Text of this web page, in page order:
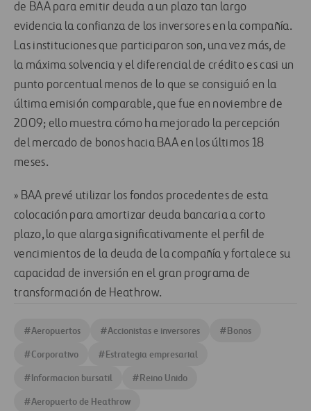
de BAA para emitir deuda a un plazo tan largo
evidencia la confianza de los inversores en la compañía.
Las instituciones que participaron son, una vez más, de
la máxima solvencia y el diferencial de crédito es casi un
punto porcentual menos de lo que se consiguió en la
última emisión comparable, que fue en noviembre de
2009; ello muestra cómo ha mejorado la percepción
del mercado de bonos hacia BAA en los últimos 18
meses.
» BAA prevé utilizar los fondos procedentes de esta
colocación para amortizar deuda bancaria a corto
plazo, lo que alarga significativamente el perfil de
vencimientos de la deuda de la compañía y fortalece su
capacidad de inversión en el gran programa de
transformación de Heathrow.
#Aeropuertos #Accionistas e inversores #Bonos
#Corporativo #Estrategia empresarial
#Informacion bursatil #Reino Unido
#Aeropuerto de Heathrow